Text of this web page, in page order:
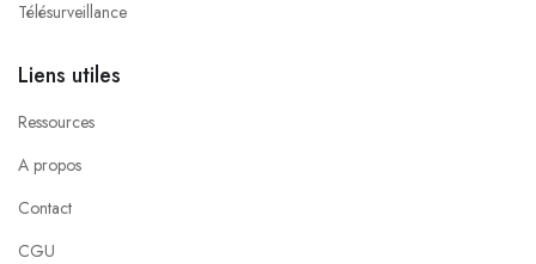
Télésurveillance
Liens utiles
Ressources
A propos
Contact
CGU